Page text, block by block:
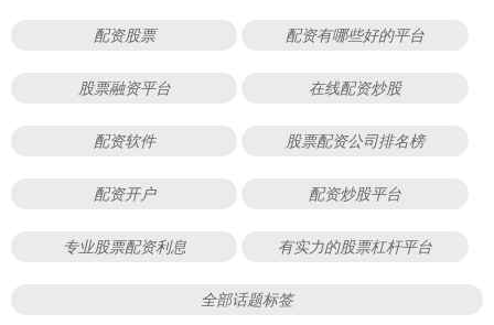
配资股票 配资有哪些好的平台
股票融资平台 在线配资炒股
配资软件 股票配资公司排名榜
配资开户 配资炒股平台
专业股票配资利息 有实力的股票杠杆平台
全部话题标签